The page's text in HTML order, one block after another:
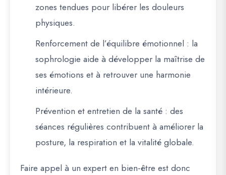
zones tendues pour libérer les douleurs
physiques.
Renforcement de l’équilibre émotionnel : la
sophrologie aide à développer la maîtrise de
ses émotions et à retrouver une harmonie
intérieure.
Prévention et entretien de la santé : des
séances régulières contribuent à améliorer la
posture, la respiration et la vitalité globale.
Faire appel à un expert en bien-être est donc